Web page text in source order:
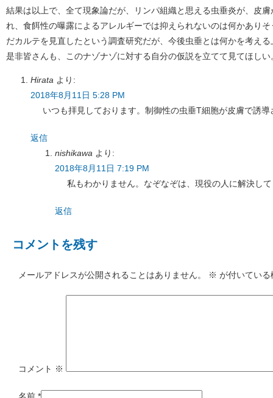
結果は以上で、全て現象論だが、リンパ組織と思える虫垂炎が、皮
れ、食餌性の曝露によるアレルギーでは抑えられないのは何かあり
だカルテを見直したという調査研究だが、今後虫垂とは何かを考え
是非皆さんも、このナゾナゾに対する自分の仮説を立てて見てほしい
Hirata より:
2018年8月11日 5:28 PM
いつも拝見しております。制御性の虫垂T細胞が皮膚で誘
返信
nishikawa より:
2018年8月11日 7:19 PM
私もわかりません。なぞなぞは、現役の人に解決し
返信
コメントを残す
メールアドレスが公開されることはありません。 ※ が付いてい
コメント ※
名前 *